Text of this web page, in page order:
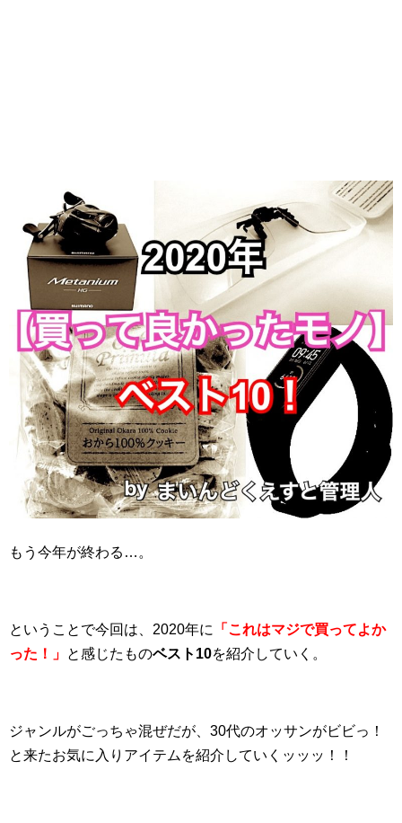
もう今年が終わる…。
ということで今回は、2020年に
「これはマジで買ってよか
った！」 と感じたものベスト10を紹介していく。
ジャンルがごっちゃ混ぜだが、30代のオッサンがビビっ！
と来たお気に入りアイテムを紹介していくッッッ！！